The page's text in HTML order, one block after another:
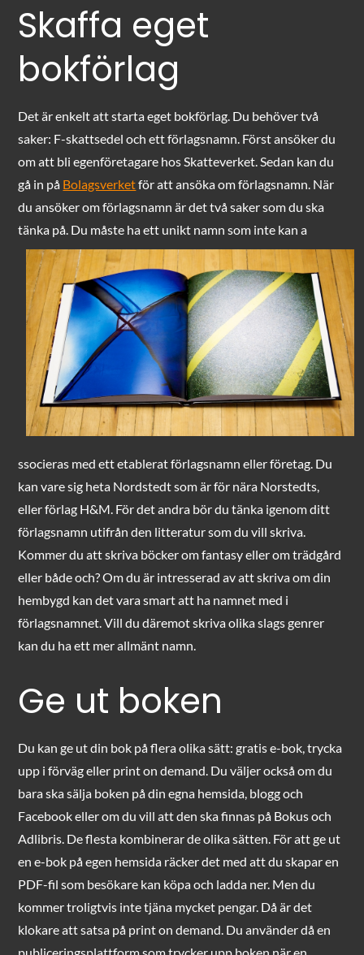
Skaffa eget
bokförlag
Det är enkelt att starta eget bokförlag. Du behöver två
saker: F-skattsedel och ett förlagsnamn. Först ansöker du
om att bli egenföretagare hos Skatteverket. Sedan kan du
gå in på Bolagsverketför att ansöka om förlagsnamn. När
du ansöker om förlagsnamn är det två saker som du ska
tänka på. Du måste ha ett unikt namn som inte kan a
ssocieras med ett etablerat förlagsnamn eller företag. Du
kan vare sig heta Nordstedt som är för nära Norstedts,
eller förlag H&M. För det andra bör du tänka igenom ditt
förlagsnamn utifrån den litteratur som du vill skriva.
Kommer du att skriva böcker om fantasy eller om trädgård
eller både och? Om du är intresserad av att skriva om din
hembygd kan det vara smart att ha namnet med i
förlagsnamnet. Vill du däremot skriva olika slags genrer
kan du ha ett mer allmänt namn.
Ge ut boken
Du kan ge ut din bok på flera olika sätt: gratis e-bok, trycka
upp i förväg eller print on demand. Du väljer också om du
bara ska sälja boken på din egna hemsida, blogg och
Facebook eller om du vill att den ska finnas på Bokus och
Adlibris. De flesta kombinerar de olika sätten. För att ge ut
en e-bok på egen hemsida räcker det med att du skapar en
PDF-fil som besökare kan köpa och ladda ner. Men du
kommer troligtvis inte tjäna mycket pengar. Då är det
klokare att satsa på print on demand. Du använder då en
publiceringsplattform som trycker upp boken när en